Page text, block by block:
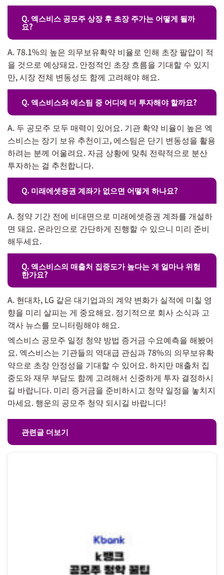
Q. 엑스비스 공모주 상장 후 초장 주가는 어떻게 될까
요?
A. 78.1%의 높은 의무보유확약 비율로 인해 초장 팔압이 적
을 것으로 예상돼요. 안정적인 초장 흐름을 기대할 수 있지
만, 시장 전체 변동성도 함께 고려해야 해요.
Q. 엑스비스와 에스팀 중 어디에 더 투자해야 할까요?
A. 두 공모주 모두 매력이 있어요. 기관 확약 비율이 높은 엑
스비스는 장기 보유 추천이고, 에스팀은 단기 변동성을 활용
하려는 분께 어울려요. 자금 상황에 맞춰 전략적으로 분산
투자하는 걸 추천합니다.
Q. 미래에셋증권 계좌가 없으면 어떻게 하나요?
A. 청약 기간 전에 비대면으로 미래에셋증권 계좌를 개설하
면 돼요. 온라인으로 간단하게 진행할 수 있으니 미리 준비
해두세요.
Q. 엑스비스의 매출처 집중도가 높다는 게 얼마나 위험
한가요?
A. 현대차, LG 같은 대기업과의 계약 변화가 실적에 미칠 영
향을 미리 살피는 게 중요해요. 정기적으로 회사 소식과 고
객사 뉴스를 모니터링해야 해요.
엑스비스 공모주 일정 청약 방법 증거금 수요예측을 해봤어
요. 엑스비스는 기관들의 역대급 관심과 78%의 의무보유확
약으로 초장 안정성을 기대할 수 있어요. 하지만 매출처 집
중도와 재무 부담도 함께 고려해서 신중하게 투자 결정하시
길 바랍니다. 미리 증거금을 준비하시고 청약 일정을 놓치지
마세요. 행운의 공모주 청약 되시길 바랍니다!
관련글 더보기